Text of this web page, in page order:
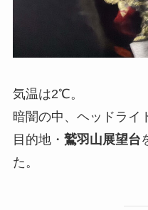
気温は2℃。
暗闇の中、ヘッドライ
目的地・ 鷲羽山展望台
た。